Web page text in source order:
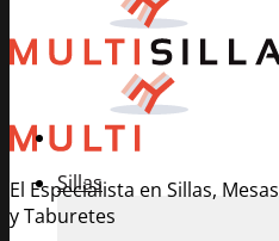
El Especialista en Sillas, Mesas
y Taburetes
Sillas